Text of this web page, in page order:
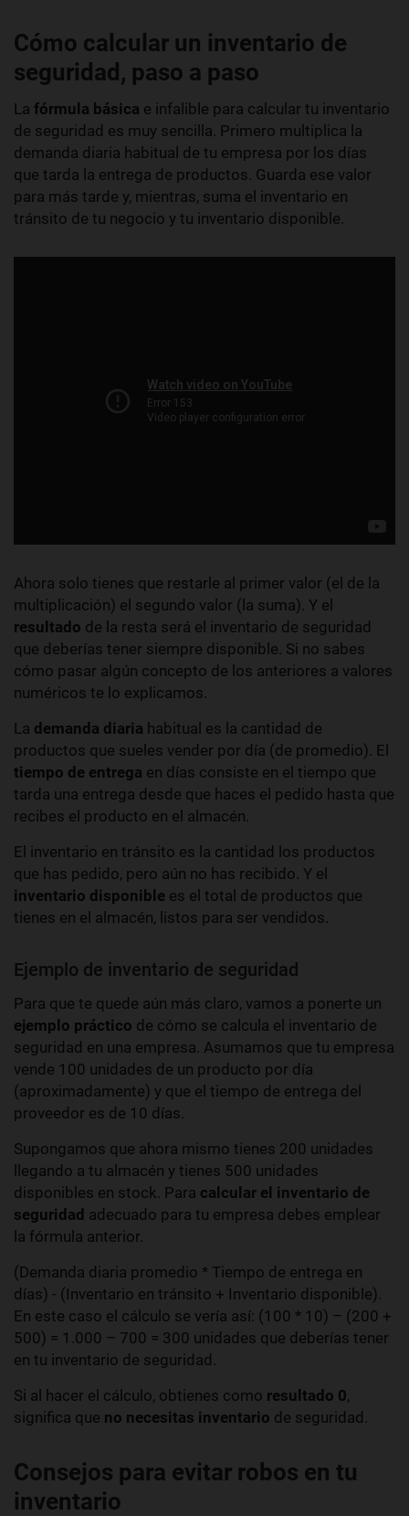
Cómo calcular un inventario de
seguridad, paso a paso
La fórmula básica e infalible para calcular tu inventario
de seguridad es muy sencilla. Primero multiplica la
demanda diaria habitual de tu empresa por los días
que tarda la entrega de productos. Guarda ese valor
para más tarde y, mientras, suma el inventario en
tránsito de tu negocio y tu inventario disponible.
Ahora solo tienes que restarle al primer valor (el de la
multiplicación) el segundo valor (la suma). Y el
resultado de la resta será el inventario de seguridad
que deberías tener siempre disponible. Si no sabes
cómo pasar algún concepto de los anteriores a valores
numéricos te lo explicamos.
La demanda diaria habitual es la cantidad de
productos que sueles vender por día (de promedio). El
tiempo de entrega en días consiste en el tiempo que
tarda una entrega desde que haces el pedido hasta que
recibes el producto en el almacén.
El inventario en tránsito es la cantidad los productos
que has pedido, pero aún no has recibido. Y el
inventario disponible es el total de productos que
tienes en el almacén, listos para ser vendidos.
Ejemplo de inventario de seguridad
Para que te quede aún más claro, vamos a ponerte un
ejemplo práctico de cómo se calcula el inventario de
seguridad en una empresa. Asumamos que tu empresa
vende 100 unidades de un producto por día
(aproximadamente) y que el tiempo de entrega del
proveedor es de 10 días.
Supongamos que ahora mismo tienes 200 unidades
llegando a tu almacén y tienes 500 unidades
disponibles en stock. Para calcular el inventario de
seguridad adecuado para tu empresa debes emplear
la fórmula anterior.
(Demanda diaria promedio * Tiempo de entrega en
días) - (Inventario en tránsito + Inventario disponible).
En este caso el cálculo se vería así: (100 * 10) – (200 +
500) = 1.000 – 700 = 300 unidades que deberías tener
en tu inventario de seguridad.
Si al hacer el cálculo, obtienes como resultado 0,
significa que no necesitas inventario de seguridad.
Consejos para evitar robos en tu
inventario